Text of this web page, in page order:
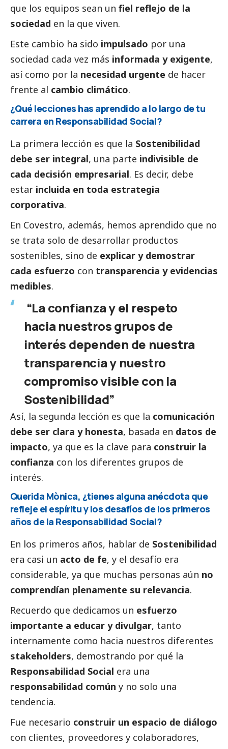
que los equipos sean un fiel reflejo de la
sociedad en la que viven.
Este cambio ha sido impulsado por una
sociedad cada vez más informada y exigente,
así como por la necesidad urgente de hacer
frente al cambio climático.
¿Qué lecciones has aprendido a lo largo de tu
carrera en Responsabilidad Social?
La primera lección es que la Sostenibilidad
debe ser integral, una parte indivisible de
cada decisión empresarial. Es decir, debe
estar incluida en toda estrategia
corporativa.
En Covestro, además, hemos aprendido que no
se trata solo de desarrollar productos
sostenibles, sino de explicar y demostrar
cada esfuerzo con transparencia y evidencias
medibles.
“La confianza y el respeto
hacia nuestros grupos de
interés dependen de nuestra
transparencia y nuestro
compromiso visible con la
Sostenibilidad”
Así, la segunda lección es que la comunicación
debe ser clara y honesta, basada en datos de
impacto, ya que es la clave para construir la
confianza con los diferentes grupos de
interés.
Querida Mònica, ¿tienes alguna anécdota que
refleje el espíritu y los desafíos de los primeros
años de la Responsabilidad Social?
En los primeros años, hablar de Sostenibilidad
era casi un acto de fe, y el desafío era
considerable, ya que muchas personas aún no
comprendían plenamente su relevancia.
Recuerdo que dedicamos un esfuerzo
importante a educar y divulgar, tanto
internamente como hacia nuestros diferentes
stakeholders, demostrando por qué la
Responsabilidad Social era una
responsabilidad común y no solo una
tendencia.
Fue necesario construir un espacio de diálogo
con clientes, proveedores y colaboradores,